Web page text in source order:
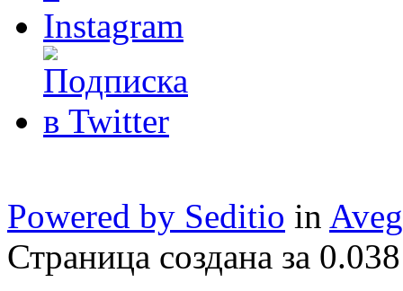
Powered by Seditio in
Страница создана за